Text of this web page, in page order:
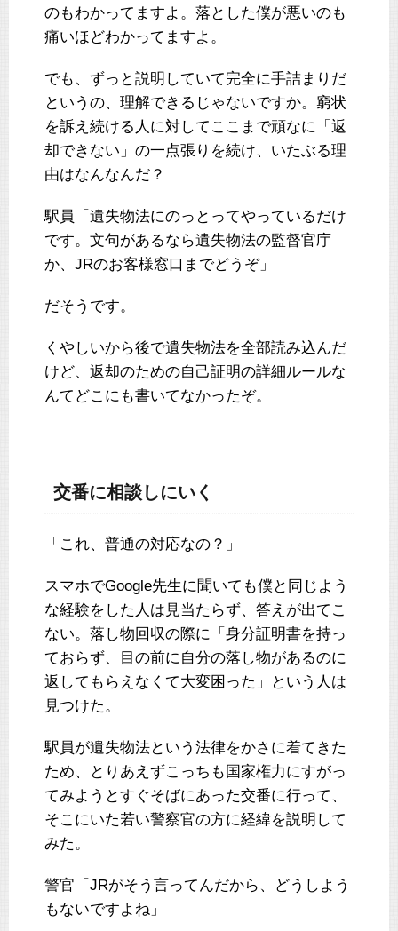
のもわかってますよ。落とした僕が悪いのも
痛いほどわかってますよ。
でも、ずっと説明していて完全に手詰まりだ
というの、理解できるじゃないですか。窮状
を訴え続ける人に対してここまで頑なに「返
却できない」の一点張りを続け、いたぶる理
由はなんなんだ？
駅員「遺失物法にのっとってやっているだけ
です。文句があるなら遺失物法の監督官庁
か、JRのお客様窓口までどうぞ」
だそうです。
くやしいから後で遺失物法を全部読み込んだ
けど、返却のための自己証明の詳細ルールな
んてどこにも書いてなかったぞ。
交番に相談しにいく
「これ、普通の対応なの？」
スマホでGoogle先生に聞いても僕と同じよう
な経験をした人は見当たらず、答えが出てこ
ない。落し物回収の際に「身分証明書を持っ
ておらず、目の前に自分の落し物があるのに
返してもらえなくて大変困った」という人は
見つけた。
駅員が遺失物法という法律をかさに着てきた
ため、とりあえずこっちも国家権力にすがっ
てみようとすぐそばにあった交番に行って、
そこにいた若い警察官の方に経緯を説明して
みた。
警官「JRがそう言ってんだから、どうしよう
もないですよね」